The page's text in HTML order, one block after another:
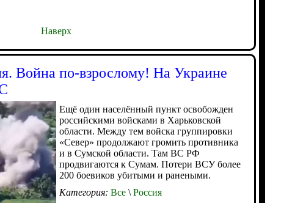
Наверх
Война по-взрослому! На Украине
Ещё один населённый пункт освобожден
российскими войсками в Харьковской
области. Между тем войска группировки
«Север» продолжают громить противника
и в Сумской области. Там ВС РФ
продвигаются к Сумам. Потери ВСУ более
200 боевиков убитыми и ранеными.
Категория: Все \ Россия